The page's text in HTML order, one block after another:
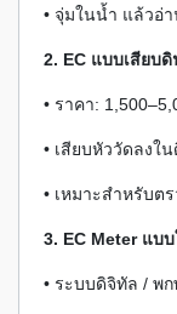
• จุ่มในน้ำ แล้วอ่
2. EC แบบเสียบ
• ราคา:
• เสียบหัววัดลงใ
• เหมาะสำหรับต
3. EC Meter แบ
• ระบบดิจิทัล / พ